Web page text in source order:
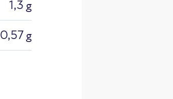
1,3 g
0,57 g